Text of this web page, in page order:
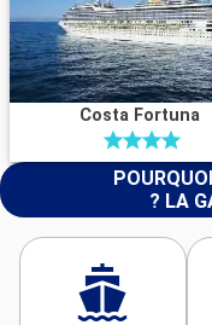
Costa Fortuna
? LA